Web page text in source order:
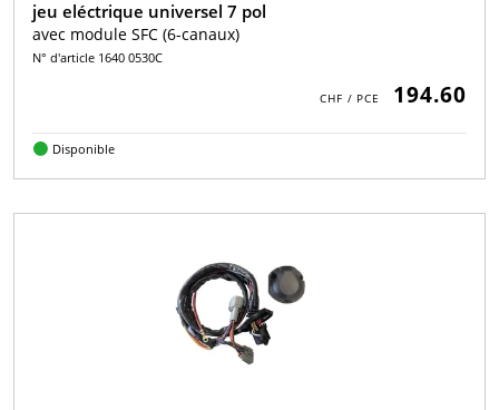
jeu eléctrique universel 7 pol
avec module SFC (6-canaux)
N° d'article 1640 0530C
194.60
Disponible